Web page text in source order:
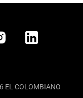
EL COLOMBIANO